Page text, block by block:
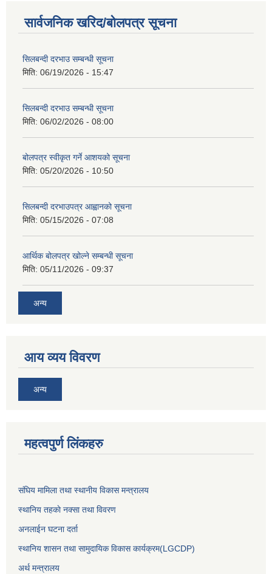
सार्वजनिक खरिद/बोलपत्र सूचना
सिलबन्दी दरभाउ सम्बन्धी सूचना
मिति: 06/19/2026 - 15:47
सिलबन्दी दरभाउ सम्बन्धी सूचना
मिति: 06/02/2026 - 08:00
बोलपत्र स्वीकृत गर्ने आशयको सूचना
मिति: 05/20/2026 - 10:50
सिलबन्दी दरभाउपत्र आह्वानको सूचना
मिति: 05/15/2026 - 07:08
आर्थिक बोलपत्र खोल्ने सम्बन्धी सूचना
मिति: 05/11/2026 - 09:37
अन्य
आय व्यय विवरण
अन्य
महत्वपुर्ण लिंकहरु
संघिय मामिला तथा स्थानीय विकास मन्त्रालय
स्थानिय तहकाे नक्सा तथा विवरण
अनलाईन घटना दर्ता
स्थानिय शासन तथा सामुदायिक विकास कार्यक्रम(LGCDP)
अर्थ मन्त्रालय